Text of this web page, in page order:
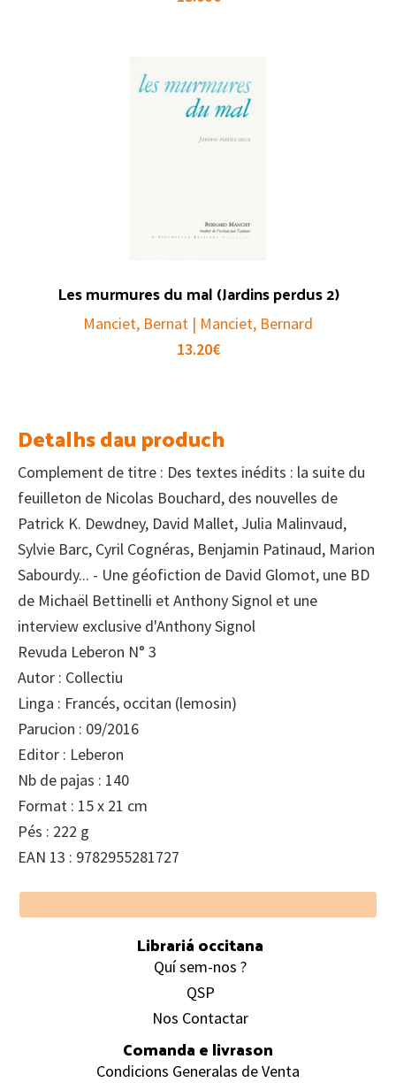
Les murmures du mal (Jardins perdus 2)
Manciet, Bernat | Manciet, Bernard
13.20€
Detalhs dau produch
Complement de titre : Des textes inédits : la suite du
feuilleton de Nicolas Bouchard, des nouvelles de
Patrick K. Dewdney, David Mallet, Julia Malinvaud,
Sylvie Barc, Cyril Cognéras, Benjamin Patinaud, Marion
Sabourdy... - Une géofiction de David Glomot, une BD
de Michaël Bettinelli et Anthony Signol et une
interview exclusive d'Anthony Signol
Revuda Leberon N° 3
Autor : Collectiu
Linga : Francés, occitan (lemosin)
Parucion : 09/2016
Editor : Leberon
Nb de pajas : 140
Format : 15 x 21 cm
Pés : 222 g
EAN 13 : 9782955281727
Footer
Librariá occitana
Quí sem-nos ?
QSP
Nos Contactar
Comanda e livrason
Condicions Generalas de Venta